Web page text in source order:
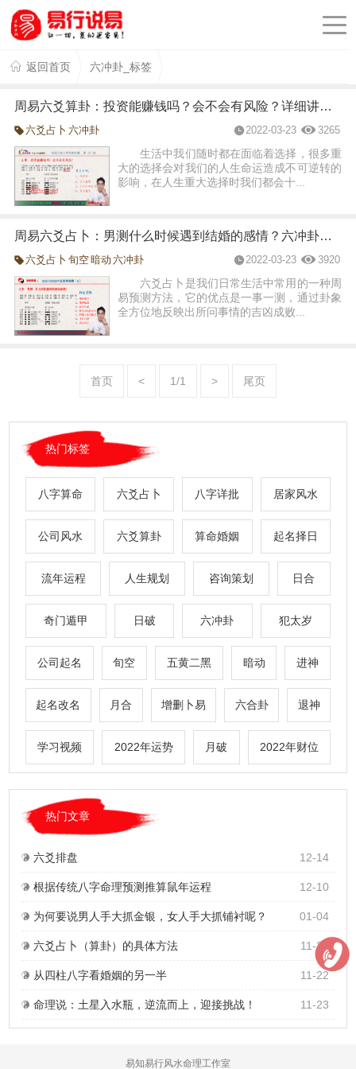
返回首页 六冲卦_标签
周易六爻算卦：投资能赚钱吗？会不会有风险？详细讲解主卦六冲与变卦六冲的区别！
六爻占卜 六冲卦 2022-03-23 3265
生活中我们随时都在面临着选择，很多重
大的选择会对我们的人生命运造成不可逆转的
影响，在人生重大选择时我们都会十...
周易六爻占卜：男测什么时候遇到结婚的感情？六冲卦及旬空、反吟、暗动的详细解读
六爻占卜 旬空暗动 六冲卦 2022-03-23 3920
六爻占卜是我们日常生活中常用的一种周
易预测方法，它的优点是一事一测，通过卦象
全方位地反映出所问事情的吉凶成败...
首页 < 1/1 > 尾页
热门标签
八字算命 六爻占卜 八字详批 居家风水
公司风水 六爻算卦 算命婚姻 起名择日
流年运程 人生规划 咨询策划 日合
奇门遁甲 日破 六冲卦 犯太岁
公司起名 旬空 五黄二黑 暗动 进神
起名改名 月合 增删卜易 六合卦 退神
学习视频 2022年运势 月破 2022年财位
热门文章
六爻排盘 12-14
根据传统八字命理预测推算鼠年运程 12-10
为何要说男人手大抓金银，女人手大抓铺衬呢？ 01-04
六爻占卜（算卦）的具体方法 11-23
从四柱八字看婚姻的另一半 11-22
命理说：土星入水瓶，逆流而上，迎接挑战！ 11-23
易知易行风水命理工作室